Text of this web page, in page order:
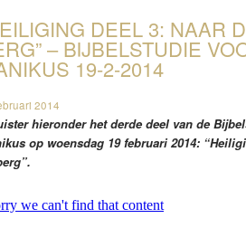
DEEL 3: NAAR
– BIJBELSTUDIE
19-2-2014
2014
hieronder het derde deel van de
op woensdag 19 februari 2014: